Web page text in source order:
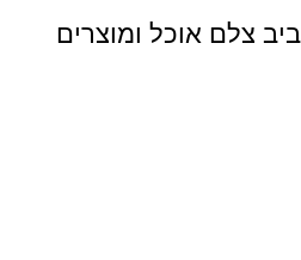
צלם אוכל ומוצרים